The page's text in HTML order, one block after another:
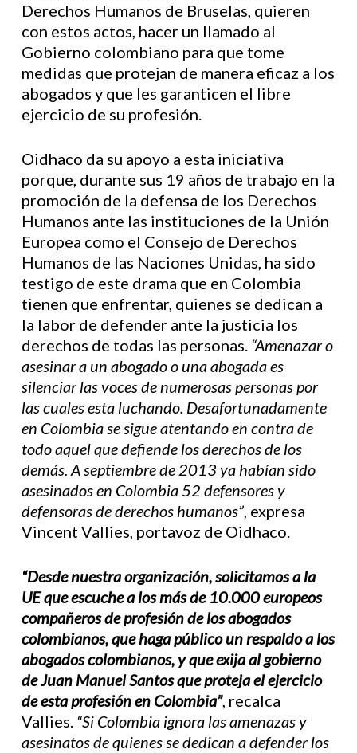
Derechos Humanos de Bruselas, quieren
con estos actos, hacer un llamado al
Gobierno colombiano para que tome
medidas que protejan de manera eficaz a los
abogados y que les garanticen el libre
ejercicio de su profesión.
Oidhaco da su apoyo a esta iniciativa
porque, durante sus 19 años de trabajo en la
promoción de la defensa de los Derechos
Humanos ante las instituciones de la Unión
Europea como el Consejo de Derechos
Humanos de las Naciones Unidas, ha sido
testigo de este drama que en Colombia
tienen que enfrentar, quienes se dedican a
la labor de defender ante la justicia los
derechos de todas las personas.“Amenazar o
asesinar a un abogado o una abogada es
silenciar las voces de numerosas personas por
las cuales esta luchando. Desafortunadamente
en Colombia se sigue atentando en contra de
todo aquel que defiende los derechos de los
demás. A septiembre de 2013 ya habían sido
asesinados en Colombia 52 defensores y
defensoras de derechos humanos”, expresa
Vincent Vallies, portavoz de Oidhaco.
“Desde nuestra organización, solicitamos a la
UE que escuche a los más de 10.000 europeos
compañeros de profesión de los abogados
colombianos, que haga público un respaldo a los
abogados colombianos, y que exija al gobierno
de Juan Manuel Santos que proteja el ejercicio
de esta profesión en Colombia”, recalca
Vallies.“Si Colombia ignora las amenazas y
asesinatos de quienes se dedican a defender los